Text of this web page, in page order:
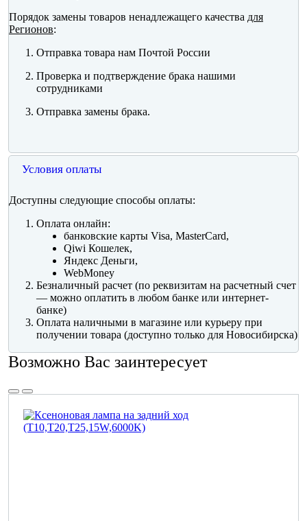
Порядок замены товаров ненадлежащего качества для
Регионов:
Отправка товара нам Почтой России
Проверка и подтверждение брака нашими
сотрудниками
Отправка замены брака.
Условия оплаты
Доступны следующие способы оплаты:
Оплата онлайн:
банковские карты Visa, MasterCard,
Qiwi Кошелек,
Яндекс Деньги,
WebMoney
Безналичный расчет (по реквизитам на расчетный счет
— можно оплатить в любом банке или интернет-
банке)
Оплата наличными в магазине или курьеру при
получении товара (доступно только для Новосибирска)
Возможно Вас заинтересует